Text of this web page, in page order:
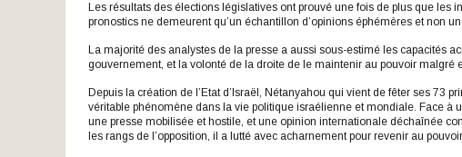
Les résultats des élections législatives ont prouvé une fois de plus que
pronostics ne demeurent qu’un échantillon d’opinions éphémères et non
La majorité des analystes de la presse a aussi sous-estimé les capacités
gouvernement, et la volonté de la droite de le maintenir au pouvoir malgré
Depuis la création de l’Etat d’Israël, Nétanyahou qui vient de fêter ses 73
véritable phénomène dans la vie politique israélienne et mondiale. Face à
une presse mobilisée et hostile, et une opinion internationale déchaînée
les rangs de l’opposition, il a lutté avec acharnement pour revenir au